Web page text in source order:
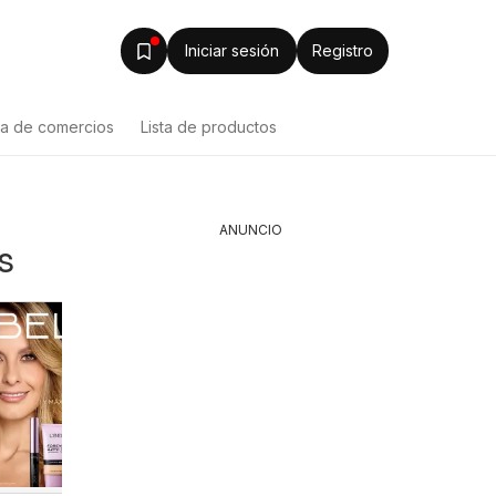
Iniciar sesión Registro
de comercios Lista de productos
ANUNCIO